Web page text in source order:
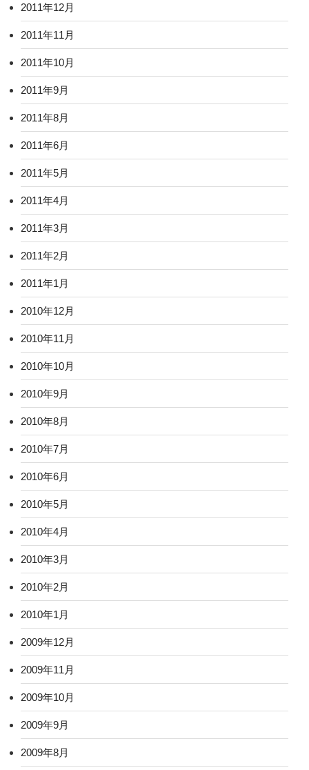
2011年12月
2011年11月
2011年10月
2011年9月
2011年8月
2011年6月
2011年5月
2011年4月
2011年3月
2011年2月
2011年1月
2010年12月
2010年11月
2010年10月
2010年9月
2010年8月
2010年7月
2010年6月
2010年5月
2010年4月
2010年3月
2010年2月
2010年1月
2009年12月
2009年11月
2009年10月
2009年9月
2009年8月